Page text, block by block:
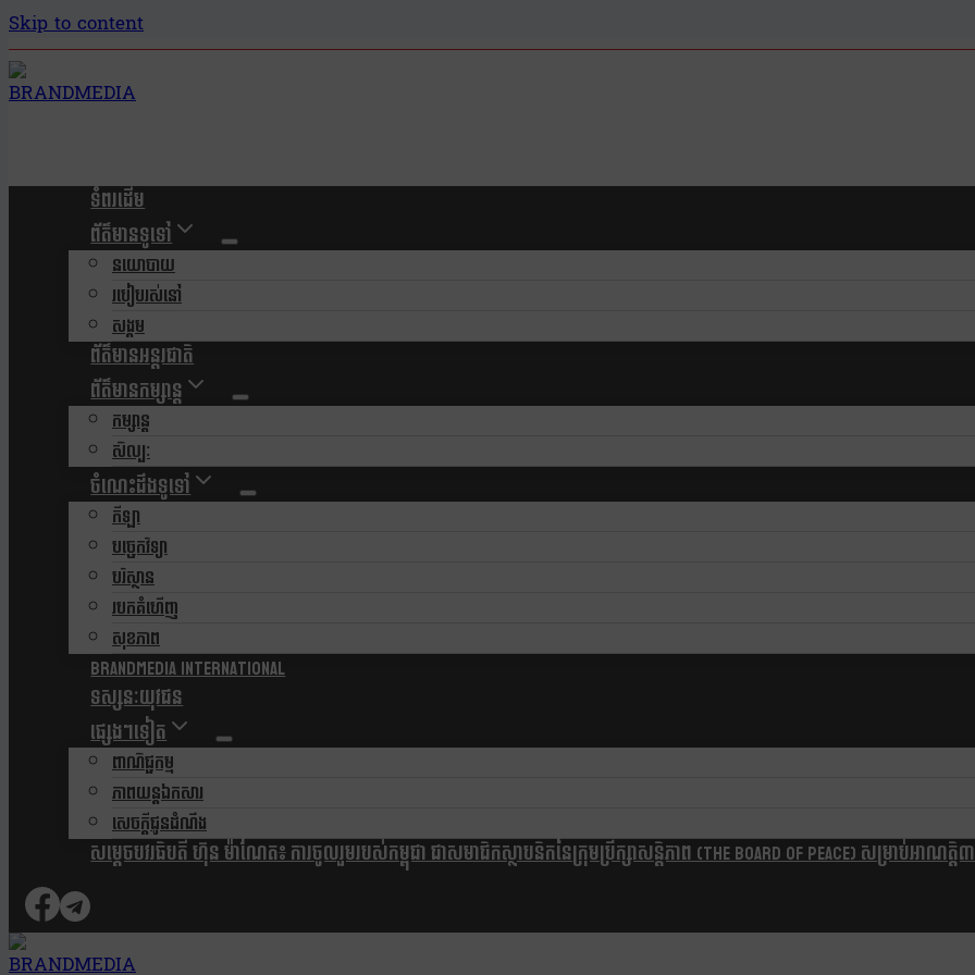
Skip to content
ទំពរដើម
ព័ត៌មានទូទៅ
នយោបាយ
របៀបរស់នៅ
សង្គម
ព័ត៌មានអន្តរជាតិ
ព័ត៌មានកម្សាន្ត
កម្សាន្ត
សិល្បៈ
ចំណេះដឹងទូទៅ
កីឡា
បច្ចេកវិទ្យា
បរិស្ថាន
របកគំហើញ
សុខភាព
Brandmedia international
ទស្សនៈយុវជន
ផ្សេងៗទៀត
ពាណិជ្ជកម្ម
ភាពយន្តឯកសារ
សេចក្តីជូនដំណឹង
សម្តេចបវរធិបតី ហ៊ុន ម៉ាណែត៖ ការចូលរួមរបស់កម្ពុជា ជាសមាជិកស្ថាបនិកនៃក្រុមប្រឹក្សាសន្តិភាព (The Board Of Peace) សម្រាប់អាណត្តិ៣